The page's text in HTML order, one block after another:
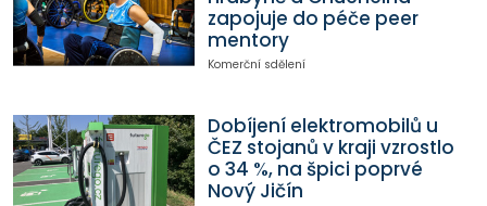
zapojuje do péče peer
mentory
Komerční sdělení
Dobíjení elektromobilů u
ČEZ stojanů v kraji vzrostlo
o 34 %, na špici poprvé
Nový Jičín